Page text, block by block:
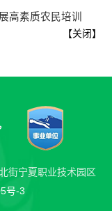
高素质农民培训
【关闭】
街宁夏职业技术园区
号-3